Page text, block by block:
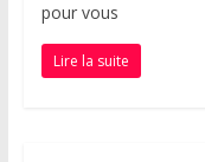
pour vous
Lire la suite